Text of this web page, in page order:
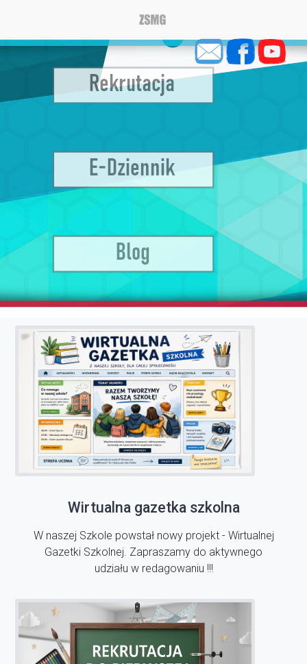
Wirtualna gazetka szkolna
W naszej Szkole powstał nowy projekt - Wirtualnej
Gazetki Szkolnej. Zapraszamy do aktywnego
udziału w redagowaniu !!!